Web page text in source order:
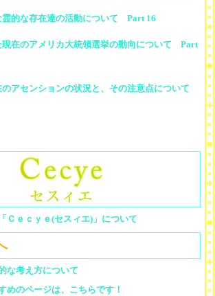
霊的な存在達の活動について Part 16
現在のアメリカ大統領選挙の動向について Part
のアセンションの状況と、その注意点について
Ｃｅｃｙｅ(セスィエ)」について
な考え方について
めのページは、こちらです！